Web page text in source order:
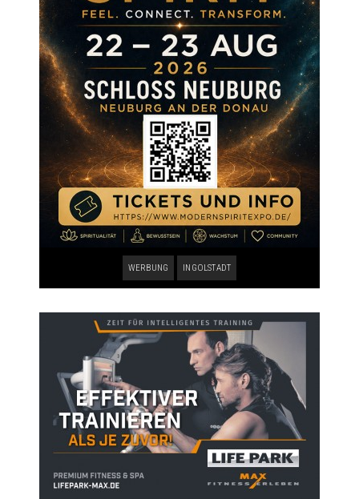
WERBUNG INGOLSTADT